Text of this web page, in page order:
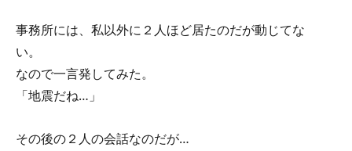
事務所には、私以外に２人ほど居たのだが動じてな
い。
なので一言発してみた。
「地震だね…」
その後の２人の会話なのだが…